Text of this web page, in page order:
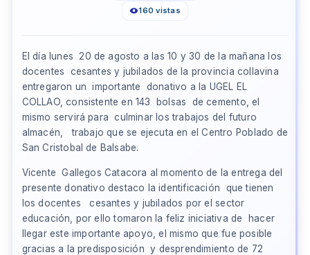
160 vistas
El día lunes 20 de agosto a las 10 y 30 de la mañana los
docentes cesantes y jubilados de la provincia collavina
entregaron un importante donativo a la UGEL EL
COLLAO, consistente en 143 bolsas de cemento, el
mismo servirá para culminar los trabajos del futuro
almacén, trabajo que se ejecuta en el Centro Poblado de
San Cristobal de Balsabe.
Vicente Gallegos Catacora al momento de la entrega del
presente donativo destaco la identificación que tienen
los docentes cesantes y jubilados por el sector
educación, por ello tomaron la feliz iniciativa de hacer
llegar este importante apoyo, el mismo que fue posible
gracias a la predisposición y desprendimiento de 72